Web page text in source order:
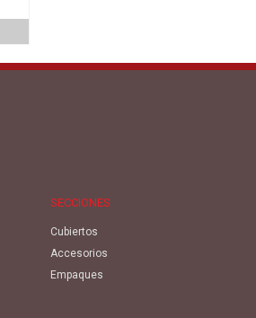
SECCIONES
Cubiertos
Accesorios
Empaques